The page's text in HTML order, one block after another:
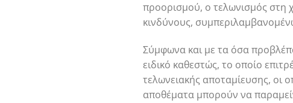
προορισμού, ο τελωνισμός στη
κινδύνους,
Σύμφωνα και με τα όσα
ειδικό καθεστώς, το οποίο
τελωνειακής αποταμίευσης, οι
αποθέματα μπορούν να